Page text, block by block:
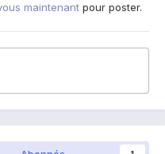
maintenant pour poster.